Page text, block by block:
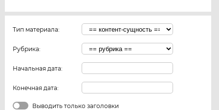
Тип материала:
Рубрика:
Начальная дата:
Конечная дата:
Выводить только заголовки